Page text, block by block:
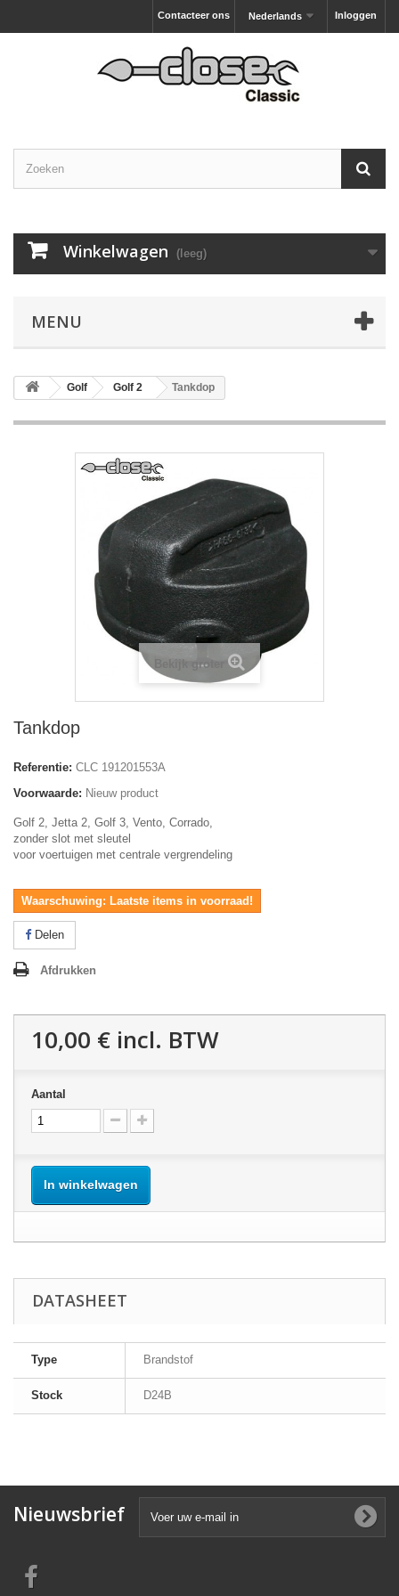
Inloggen
Nederlands
Contacteer ons
Winkelwagen (leeg)
MENU
Golf Golf 2 Tankdop
Bekijk groter
Tankdop
Referentie: CLC 191201553A
Voorwaarde: Nieuw product
Golf 2, Jetta 2, Golf 3, Vento, Corrado,
zonder slot met sleutel
voor voertuigen met centrale vergrendeling
Waarschuwing: Laatste items in voorraad!
Delen
Afdrukken
10,00 € incl. BTW
Aantal
In winkelwagen
DATASHEET
Type Brandstof
Stock D24B
Nieuwsbrief